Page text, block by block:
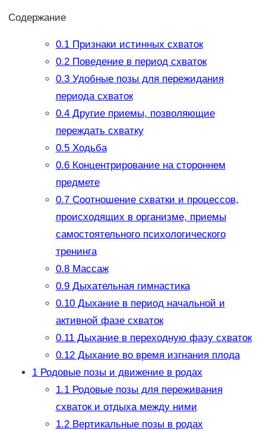
Содержание
0.1Признаки истинных схваток
0.2Поведение в период схваток
0.3Удобные позы для пережидания
периода схваток
0.4Другие приемы, позволяющие
переждать схватку
0.5Ходьба
0.6Концентрирование на стороннем
предмете
0.7Соотношение схватки и процессов,
происходящих в организме, приемы
самостоятельного психологического
тренинга
0.8Массаж
0.9Дыхательная гимнастика
0.10Дыхание в период начальной и
активной фазе схваток
0.11Дыхание в переходную фазу схваток
0.12Дыхание во время изгнания плода
1Родовые позы и движение в родах
1.1Родовые позы для переживания
схваток и отдыха между ними
1.2Вертикальные позы в родах